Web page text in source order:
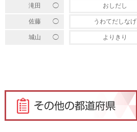
滝田 ◯ おしだし
佐藤 ◯ うわてだしなげ
城山 ◯ よりきり